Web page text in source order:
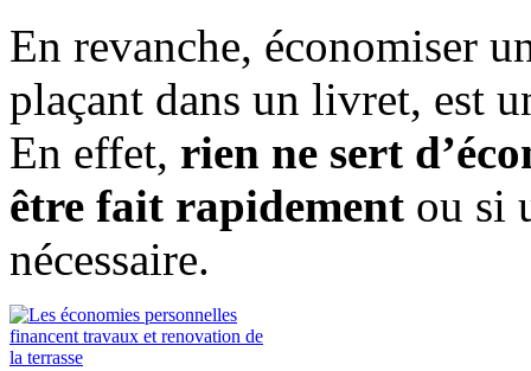
En revanche, économiser
plaçant dans un livret, est
En effet, rien ne sert
être fait rapidement ou si
nécessaire.